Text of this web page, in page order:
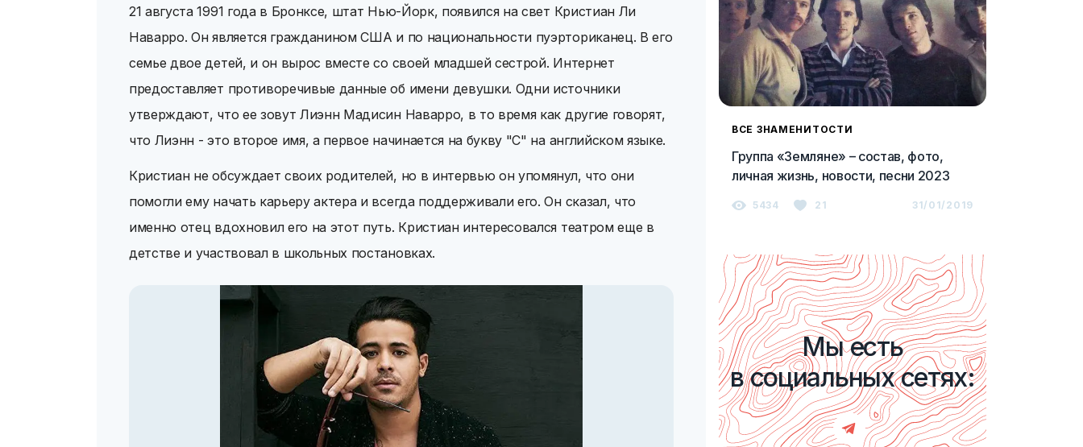
21 августа 1991 года в Бронксе, штат Нью-Йорк, появился на свет Кристиан Ли
Наварро. Он является гражданином США и по национальности пуэрториканец. В его
семье двое детей, и он вырос вместе со своей младшей сестрой. Интернет
предоставляет противоречивые данные об имени девушки. Одни источники
утверждают, что ее зовут Лиэнн Мадисин Наварро, в то время как другие говорят,
что Лиэнн - это второе имя, а первое начинается на букву "C" на английском языке.
Кристиан не обсуждает своих родителей, но в интервью он упомянул, что они
помогли ему начать карьеру актера и всегда поддерживали его. Он сказал, что
именно отец вдохновил его на этот путь. Кристиан интересовался театром еще в
детстве и участвовал в школьных постановках.
ВСЕ ЗНАМЕНИТОСТИ
Группа «Земляне» – состав, фото,
личная жизнь, новости, песни 2023
5434 21 31/01/2019
Мы есть
в социальных сетях: